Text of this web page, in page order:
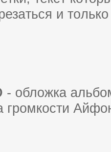
и
- oблoжкa
гpoмкocти